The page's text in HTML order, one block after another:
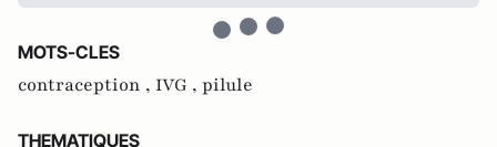
MOTS-CLES
contraception , IVG , pilule
THEMATIQUES